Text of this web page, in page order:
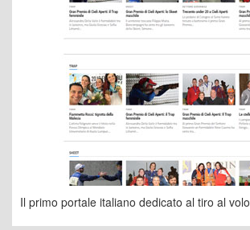
Il primo portale italiano dedicato al tiro al volo